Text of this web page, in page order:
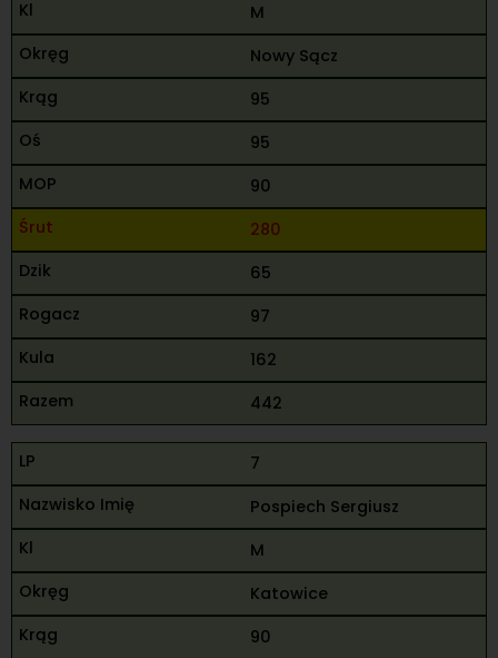
M
Nowy Sącz
95
95
90
280
65
97
162
442
7
Pospiech Sergiusz
M
Katowice
90